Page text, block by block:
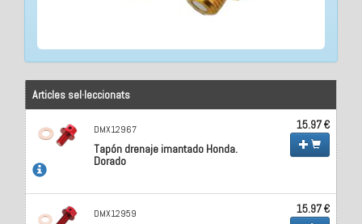
Articles sel·leccionats
DMX12967
Tapón drenaje imantado Honda.
Dorado
15.97 €
DMX12959 15.97 €